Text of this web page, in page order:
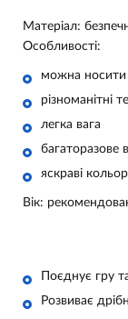
Матеріал:
Особливості:
можна носити
різноманітні
легка вага
багаторазове
яскраві
Вік:
Поєднує гру
Розвиває